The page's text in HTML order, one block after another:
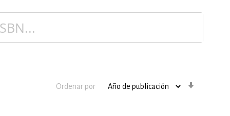
PLANIFICACIÓN
Ordenar por